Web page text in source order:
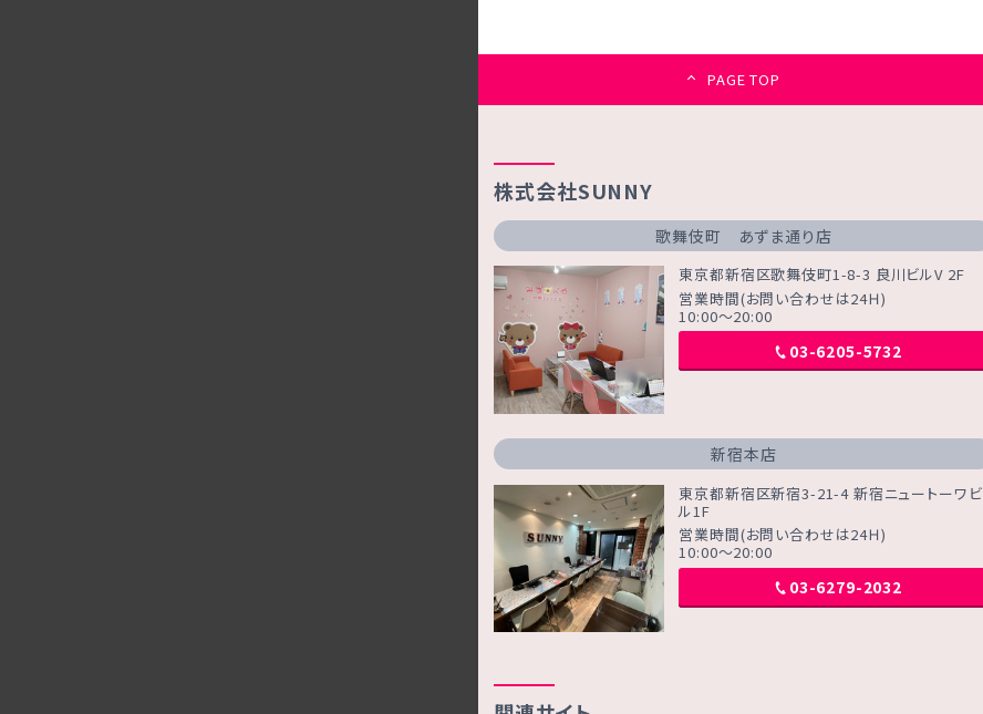
PAGE TOP
株式会社SUNNY
歌舞伎町 あずま通り店
東京都新宿区歌舞伎町1-8-3 良川ビルV 2F
営業時間(お問い合わせは24Ｈ)
10:00～20:00
03-6205-5732
新宿本店
東京都新宿区新宿3-21-4 新宿ニュートーワビ
ル1F
営業時間(お問い合わせは24Ｈ)
10:00～20:00
03-6279-2032